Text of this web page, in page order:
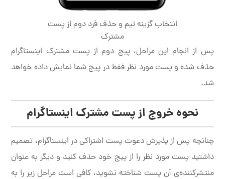
انتخاب گزینه تیم و حذف فرد دوم از پست
مشترک
پس از انجام این مراحل، پیج دوم از پست مشترک اینستاگرام
حذف شده و پست مورد نظر فقط در پیج شما نمایش داده خواهد
شد.
نحوه خروج از پست مشترک اینستاگرام
چنانچه پس از پذیرش دعوت پست اشتراکی در اینستاگرام، تصمیم
داشتید پست مورد نظر را از پیج خود حذف کنید و دیگر به عنوان
منتشرکننده‌ی آن پست شناخته نشوید، کافی است مراحل زیر را به